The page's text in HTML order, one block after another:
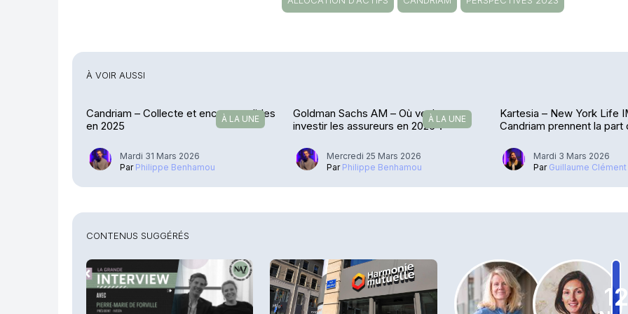
À VOIR AUSSI
À LA UNE
Candriam – Collecte et encours solides
en 2025
Mardi 31 Mars 2026
Par Philippe Benhamou
À LA UNE
Goldman Sachs AM – Où veulent
investir les assureurs en 2026 ?
Mercredi 25 Mars 2026
Par Philippe Benhamou
Kartesia – New York Life
Candriam prennent la part
Mardi 3 Mars 2026
Par Guillaume Clément
CONTENUS SUGGÉRÉS
12